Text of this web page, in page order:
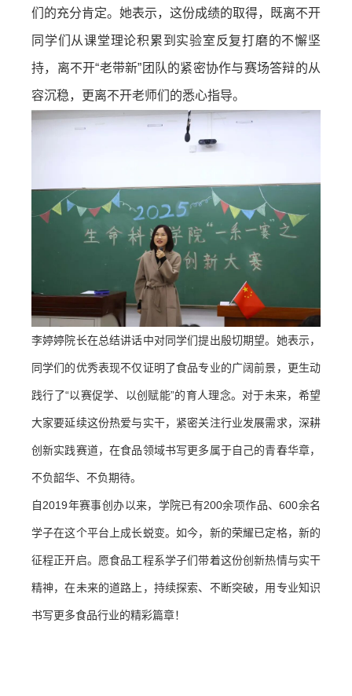
们的充分肯定。她表示，这份成绩的取得，既离不开
同学们从课堂理论积累到实验室反复打磨的不懈坚
持，离不开“老带新”团队的紧密协作与赛场答辩的从
容沉稳，更离不开老师们的悉心指导。
李婷婷院长在总结讲话中对同学们提出殷切期望。她表示，
同学们的优秀表现不仅证明了食品专业的广阔前景，更生动
践行了“以赛促学、以创赋能”的育人理念。对于未来，希望
大家要延续这份热爱与实干，紧密关注行业发展需求，深耕
创新实践赛道，在食品领域书写更多属于自己的青春华章，
不负韶华、不负期待。
自2019年赛事创办以来，学院已有200余项作品、600余名
学子在这个平台上成长蜕变。如今，新的荣耀已定格，新的
征程正开启。愿食品工程系学子们带着这份创新热情与实干
精神，在未来的道路上，持续探索、不断突破，用专业知识
书写更多食品行业的精彩篇章！